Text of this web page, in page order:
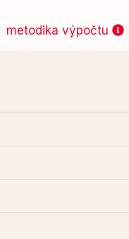
metodika výpočtu